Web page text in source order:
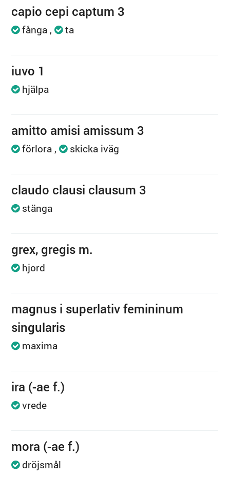
capio cepi captum 3
fånga ta
iuvo 1
hjälpa
amitto amisi amissum 3
förlora skicka iväg
claudo clausi clausum 3
stänga
grex, gregis m.
hjord
magnus i superlativ femininum
singularis
maxima
ira (-ae f.)
vrede
mora (-ae f.)
dröjsmål